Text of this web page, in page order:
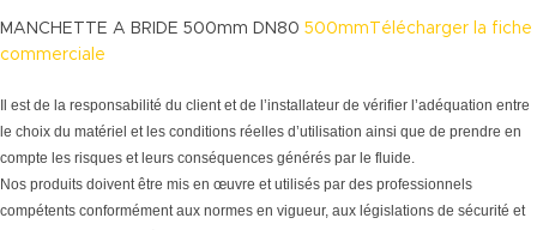
MANCHETTE A BRIDE 500mm DN80 500mmTélécharger la fiche
commerciale
Il est de la responsabilité du client et de l’installateur de vérifier l’adéquation entre
le choix du matériel et les conditions réelles d’utilisation ainsi que de prendre en
compte les risques et leurs conséquences générés par le fluide.
Nos produits doivent être mis en œuvre et utilisés par des professionnels
compétents conformément aux normes en vigueur, aux législations de sécurité et